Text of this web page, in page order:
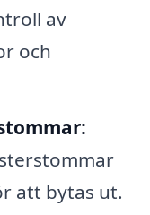
av
och
att bytas ut.